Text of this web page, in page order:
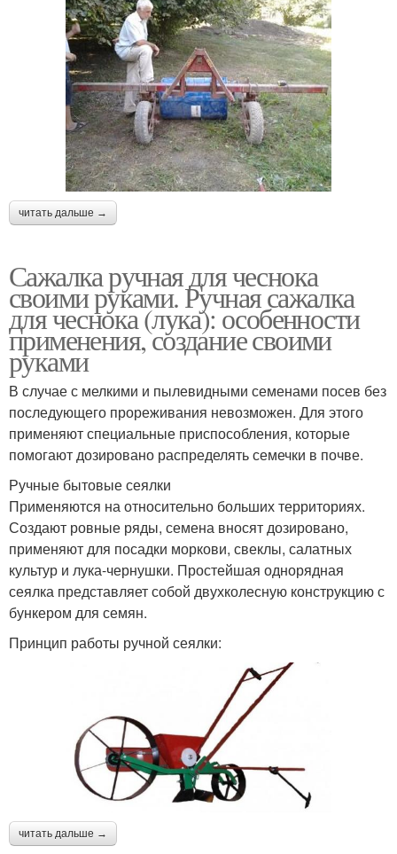
читать дальше →
Сажалка ручная для чеснока
своими руками. Ручная сажалка
для чеснока (лука): особенности
применения, создание своими
руками
В случае с мелкими и пылевидными семенами посев без
последующего прореживания невозможен. Для этого
применяют специальные приспособления, которые
помогают дозировано распределять семечки в почве.
Ручные бытовые сеялки
Применяются на относительно больших территориях.
Создают ровные ряды, семена вносят дозировано,
применяют для посадки моркови, свеклы, салатных
культур и лука-чернушки. Простейшая однорядная
сеялка представляет собой двухколесную конструкцию с
бункером для семян.
Принцип работы ручной сеялки:
читать дальше →